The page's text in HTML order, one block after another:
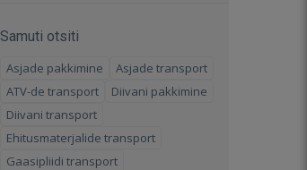
Samuti otsiti
Asjade pakkimine
Asjade transport
ATV-de transport
Diivani pakkimine
Diivani transport
Ehitusmaterjalide transport
Gaasipliidi transport